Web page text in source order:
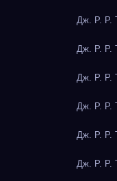
Дж. Р. Р.
Дж. Р. Р.
Дж. Р. Р.
Дж. Р. Р.
Дж. Р. Р.
Дж. Р. Р.